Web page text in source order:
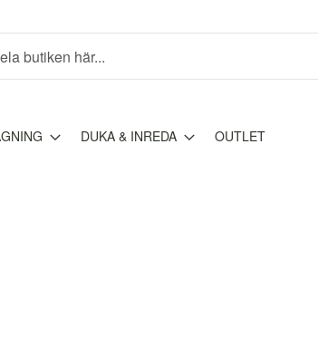
DUKA & INREDA OUTLET